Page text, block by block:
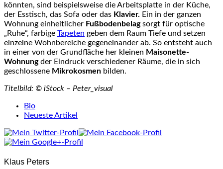
könnten, sind beispielsweise die Arbeitsplatte in der Küche,
der Esstisch, das Sofa oder das Klavier. Ein in der ganzen
Wohnung einheitlicher Fußbodenbelagsorgt für optische
„Ruhe“, farbige Tapeten geben dem Raum Tiefe und setzen
einzelne Wohnbereiche gegeneinander ab. So entsteht auch
in einer von der Grundfläche her kleinen Maisonette-
Wohnungder Eindruck verschiedener Räume, die in sich
geschlossene Mikrokosmen bilden.
Titelbild: © iStock – Peter_visual
following
tabs
change
below.
Bio
Neueste Artikel
Klaus Peters